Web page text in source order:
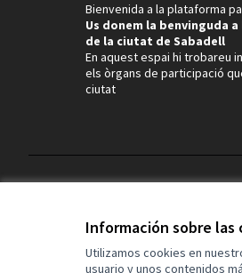
Información sobre las
Utilizamos cookies en
usuario y unos contenidos
Bienvenida a la plataforma
Us donem la benvinguda
de la ciutat de Sabadell
En aquest espai hi trobareu
els òrgans de participació
ciutat